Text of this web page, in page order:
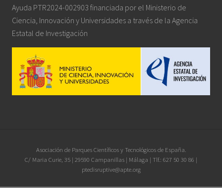
Ayuda PTR2024-002903 financiada por el Ministerio de
Ciencia, Innovación y Universidades a través de la Agencia
Estatal de Investigación
Footer
Asociación de Parques Científicos y Tecnológicos de España.
C/ Maria Curie, 35 | 29590 Campanillas | Málaga | Tlf.: 627 50 30 86 |
ptedisruptive@apte.org